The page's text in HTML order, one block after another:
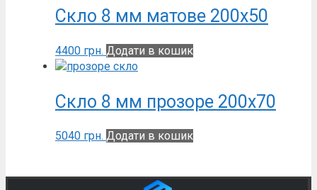
Скло 8 мм матове 200х50
4400 грн. Додати в кошик
Скло 8 мм прозоре 200х70
5040 грн. Додати в кошик